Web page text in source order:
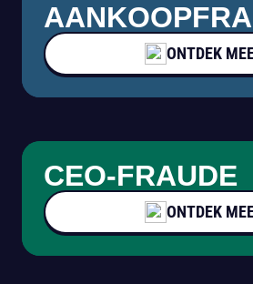
ONTDEK
CEO-FRAUDE
ONTDEK